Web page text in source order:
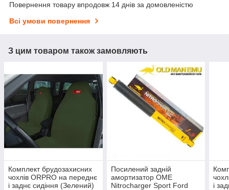
Повернення товару впродовж 14 днів за домовленістю
Всі умови повернення
З цим товаром також замовляють
Комплект брудозахисних
чохлів ORPRO на переднє
і заднє сидіння (Зелений)
Посилений задній
амортизатор OME
Nitrocharger Sport Ford
і